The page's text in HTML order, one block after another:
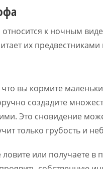
к ночным
их
что вы кормите
создадите
Это сновидение
только грубость и
ловите или получаете в